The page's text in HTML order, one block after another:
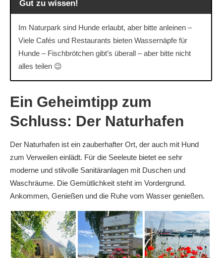
Gut zu wissen!
Im Naturpark sind Hunde erlaubt, aber bitte anleinen –
Viele Cafés und Restaurants bieten Wassernäpfe für
Hunde – Fischbrötchen gibt’s überall – aber bitte nicht
alles teilen 😉
Ein Geheimtipp zum
Schluss: Der Naturhafen
Der Naturhafen ist ein zauberhafter Ort, der auch mit Hund
zum Verweilen einlädt. Für die Seeleute bietet ee sehr
moderne und stilvolle Sanitäranlagen mit Duschen und
Waschräume. Die Gemütlichkeit steht im Vordergrund.
Ankommen, Genießen und die Ruhe vom Wasser genießen.